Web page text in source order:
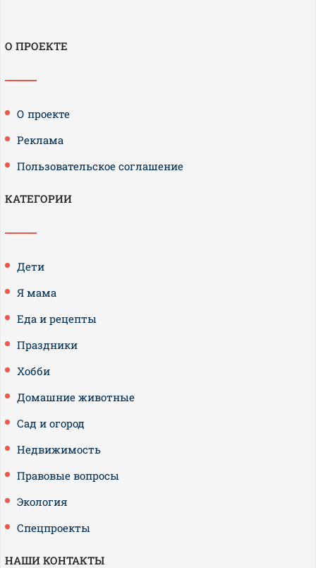
О ПРОЕКТЕ
О проекте
Реклама
Пользовательское соглашение
КАТЕГОРИИ
Дети
Я мама
Еда и рецепты
Праздники
Хобби
Домашние животные
Сад и огород
Недвижимость
Правовые вопросы
Экология
Спецпроекты
НАШИ КОНТАКТЫ